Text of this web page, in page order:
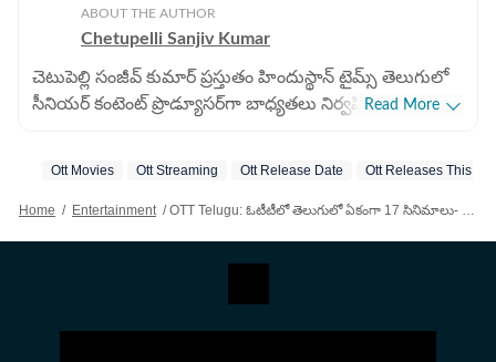
ABOUT THE AUTHOR
Chetupelli Sanjiv Kumar
చెటుపెల్లి సంజీవ్ కుమార్ ప్రస్తుతం హిందుస్థాన్ టైమ్స్ తెలుగులో
సీనియర్ కంటెంట్ ప్రొడ్యూసర్‌గా బాధ్యతలు నిర్వహిస్తున్నారు.
ఆయనది ప్రత్యేక శైలి. సమాచారాన్ని పాఠకులకు ప్రభావవంతంగా
మీడియా వేగంగా మారుతున్న తరుణంలో, పాఠకుల
Read More
Ott Movies Ott Streaming Ott Release Date Ott Releases This
Home / Entertainment / OTT Telugu: ఓటీటీలో తెలుగులో ఏకంగా 17 సినిమాలు- చూసేందుకు అన్నీ స్పెషలే, 7 మాత్రం ఇంట్రెస్టింగ్- నెట్‌ఫ్లిక్స్ టు జీ5!